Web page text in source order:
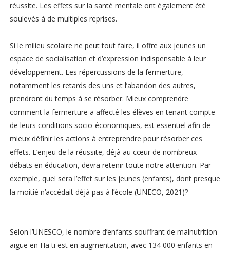
réussite. Les effets sur la santé mentale ont également été
soulevés à de multiples reprises.
Si le milieu scolaire ne peut tout faire, il offre aux jeunes un
espace de socialisation et d’expression indispensable à leur
développement. Les répercussions de la fermerture,
notamment les retards des uns et l’abandon des autres,
prendront du temps à se résorber. Mieux comprendre
comment la fermerture a affecté les élèves en tenant compte
de leurs conditions socio-économiques, est essentiel afin de
mieux définir les actions à entreprendre pour résorber ces
effets. L’enjeu de la réussite, déjà au cœur de nombreux
débats en éducation, devra retenir toute notre attention. Par
exemple, quel sera l’effet sur les jeunes (enfants), dont presque
la moitié n’accédait déjà pas à l’école (UNECO, 2021)?
Selon l’UNESCO, le nombre d’enfants souffrant de malnutrition
aigüe en Haïti est en augmentation, avec 134 000 enfants en